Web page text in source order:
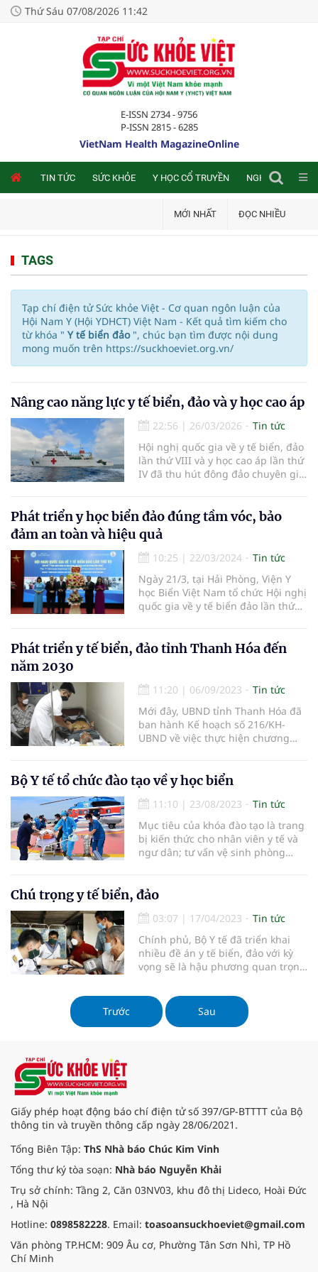
Thứ Sáu 07/08/2026 11:42
E-ISSN 2734 - 9756
P-ISSN 2815 - 6285
VietNam Health MagazineOnline
TIN TỨC SỨC KHỎE Y HỌC CỔ TRUYỀN NGHIÊN CỨU
MỚI NHẤT ĐỌC NHIỀU
TAGS
Tạp chí điện tử Sức khỏe Việt - Cơ quan ngôn luận của
Hội Nam Y (Hội YDHCT) Việt Nam - Kết quả tìm kiếm cho
từ khóa " Y tế biển đảo ", chúc bạn tìm được nội dung
mong muốn trên https://suckhoeviet.org.vn/
Nâng cao năng lực y tế biển, đảo và y học cao áp
22:56 | 26/03/2026
Tin tức
Hội nghị quốc gia về y tế biển, đảo
lần thứ VIII và y học cao áp lần thứ
IV đã thu hút đông đảo chuyên gia,
Phát triển y học biển đảo đúng tầm vóc, bảo
đảm an toàn và hiệu quả
10:25 | 22/03/2024
Tin tức
Ngày 21/3, tại Hải Phòng, Viện Y
học Biển Việt Nam tổ chức Hội nghị
quốc gia về y tế biển đảo lần thứ
lâm sàng” và “Triển khai ứng dụng
Phát triển y tế biển, đảo tỉnh Thanh Hóa đến
năm 2030
11:20 | 06/09/2023
Tin tức
Mới đây, UBND tỉnh Thanh Hóa đã
ban hành Kế hoạch số 216/KH-
UBND về việc thực hiện chương
Bộ Y tế tổ chức đào tạo về y học biển
11:10 | 23/08/2023
Tin tức
Mục tiêu của khóa đào tạo là trang
bị kiến thức cho nhân viên y tế và
ngư dân; tư vấn vệ sinh phòng
bảo vệ chủ quyền biển, đảo của Tổ
Chú trọng y tế biển, đảo
03:07 | 17/04/2023
Tin tức
Chính phủ, Bộ Y tế đã triển khai
nhiều đề án y tế biển, đảo với kỳ
vọng sẽ là hậu phương quan trọng
an ninh, quốc phòng của đất nước.
Trước
Sau
Giấy phép hoạt động báo chí điện tử số 397/GP-BTTTT của Bộ
thông tin và truyền thông cấp ngày 28/06/2021.
Tổng Biên Tập: ThS Nhà báo Chúc Kim Vinh
Tổng thư ký tòa soạn: Nhà báo Nguyễn Khải
Trụ sở chính: Tầng 2, Căn 03NV03, khu đô thị Lideco, Hoài Đức
, Hà Nội
Hotline: 0898582228. Email: toasoansuckhoeviet@gmail.com
Văn phòng TP.HCM: 909 Âu cơ, Phường Tân Sơn Nhì, TP Hồ
Chí Minh